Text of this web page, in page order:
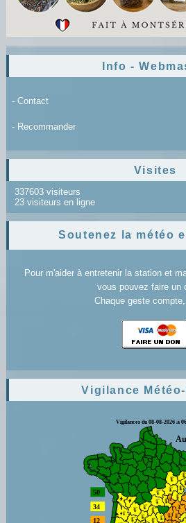
Info -
- Contact
- Recommander
Visites
337603 visiteurs
23 visiteurs en ligne
Soutenez la météo
Pour m'aider à entretenir la station et
vous pouvez faire un
Chaque geste
Vigilance